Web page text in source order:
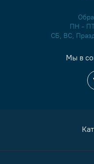
ПН - ПТ
СБ, ВС,
Мы в